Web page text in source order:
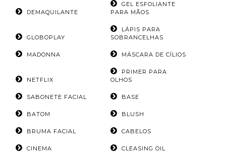
DEMAQUILANTE
GEL ESFOLIANTE
PARA MÃOS
GLOBOPLAY
LÁPIS PARA
SOBRANCELHAS
MADONNA MÁSCARA DE CÍLIOS
NETFLIX
PRIMER PARA
OLHOS
SABONETE FACIAL BASE
BATOM BLUSH
BRUMA FACIAL CABELOS
CINEMA CLEASING OIL